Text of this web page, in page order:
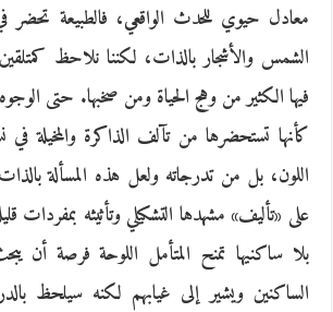
معادل حيوي للحدث الواقعي، فالطبيعة تحضر
الشمس والأشجار بالذات، لكننا نلاحظ
فيها الكثير من وهج الحياة ومن صخبها. حتى الوجوه
كأنها تستحضرها من تآلف الذاكرة والمخيلة
اللون، بل من تدرجاته ولعل هذه المسألة
على «تأليف» مشهدها التشكيلي وتأثيثه بمفردات
بلا ساكنيها تمنح المتأمل اللوحة فرصة أن
الساكنين ويشير إلى غيابهم لكنه سيلحظ